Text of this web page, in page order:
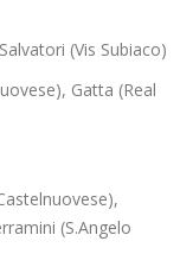
(Vis Subiaco)
Gatta (Real
(S.Angelo